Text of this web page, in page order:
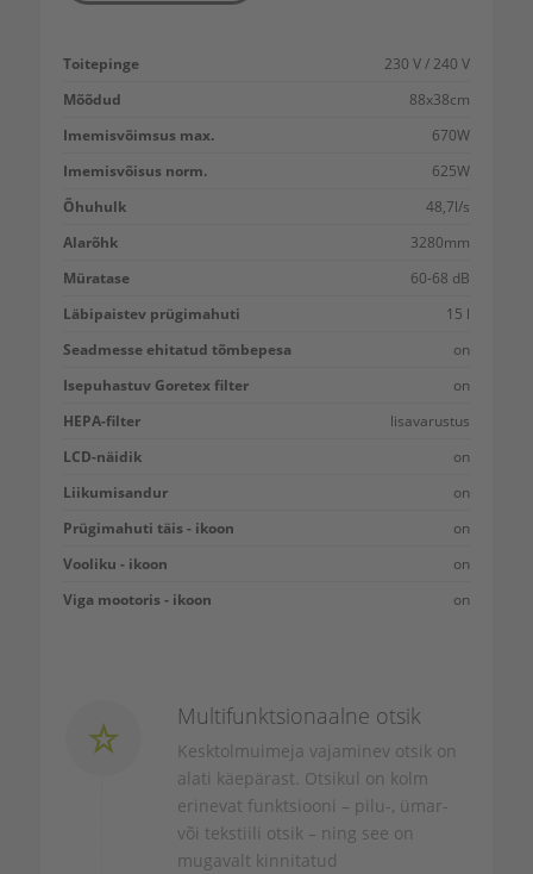
Toitepinge
230 V / 240 V
Mõõdud
88x38cm
Imemisvõimsus max.
670W
Imemisvõisus norm.
625W
Õhuhulk
48,7l/s
Alarõhk
3280mm
Müratase
60-68 dB
Läbipaistev prügimahuti
15 l
Seadmesse ehitatud tõmbepesa
on
Isepuhastuv Goretex filter
on
HEPA-filter
lisavarustus
LCD-näidik
on
Liikumisandur
on
Prügimahuti täis - ikoon
on
Vooliku - ikoon
on
Viga mootoris - ikoon
on
Multifunktsionaalne otsik
Kesktolmuimeja vajaminev otsik on
alati käepärast. Otsikul on kolm
erinevat funktsiooni – pilu-, ümar-
või tekstiili otsik – ning see on
mugavalt kinnitatud